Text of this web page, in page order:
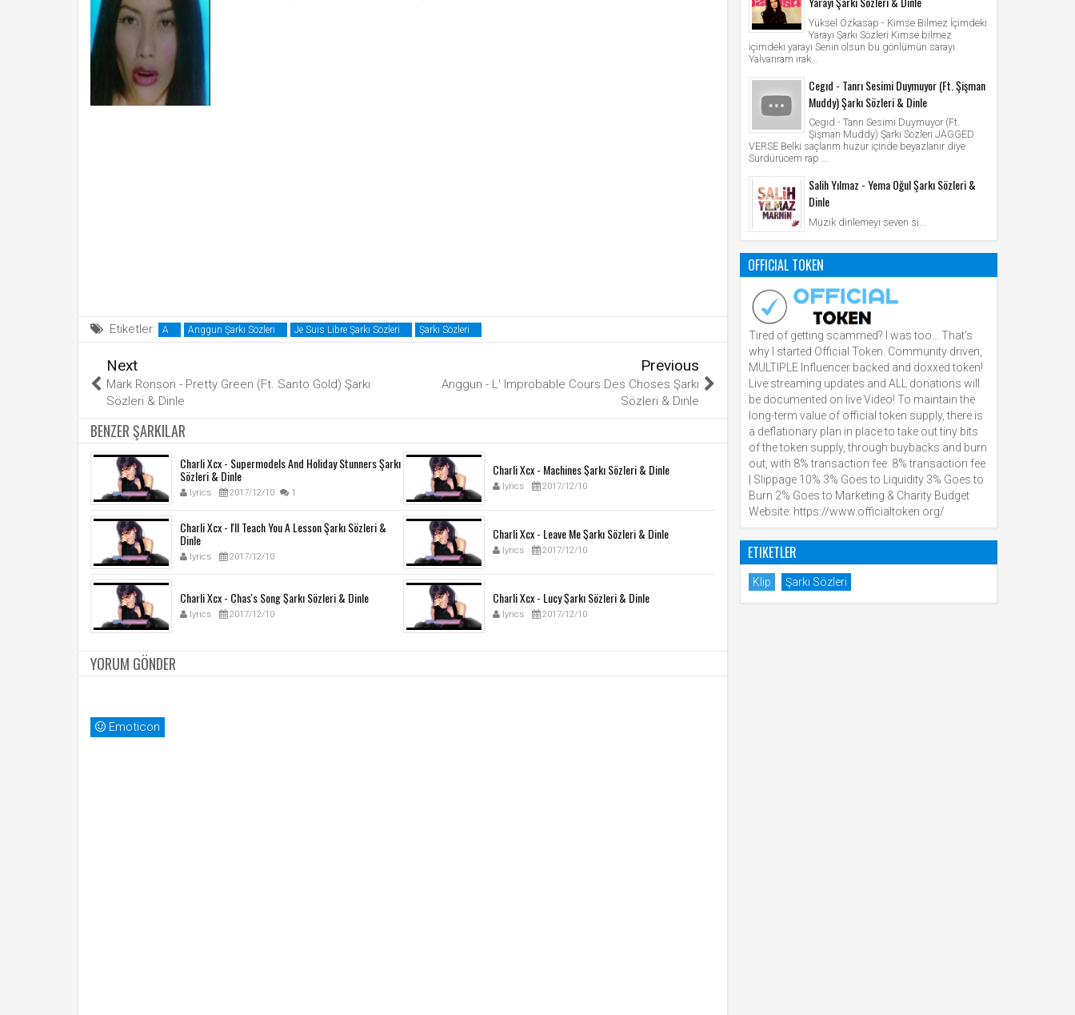
Etiketler: A Anggun Şarkı Sözleri Je Suis Libre Şarkı Sözleri Şarkı Sözleri
Next
Mark Ronson - Pretty Green (Ft. Santo Gold) Şarkı
Sözleri & Dinle
Previous
Anggun - L' Improbable Cours Des Choses Şarkı
Sözleri & Dinle
BENZER ŞARKILAR
Charli Xcx - Supermodels And Holiday Stunners Şarkı
Sözleri & Dinle
lyrics 2017/12/10 1
Charli Xcx - Machines Şarkı Sözleri & Dinle
lyrics 2017/12/10
Charli Xcx - I'll Teach You A Lesson Şarkı Sözleri &
Dinle
lyrics 2017/12/10
Charli Xcx - Leave Me Şarkı Sözleri & Dinle
lyrics 2017/12/10
Charli Xcx - Chas's Song Şarkı Sözleri & Dinle
lyrics 2017/12/10
Charli Xcx - Lucy Şarkı Sözleri & Dinle
lyrics 2017/12/10
YORUM GÖNDER
Emoticon
Yüksel Özkasap - Kimse Bilmez İçimdeki
Yarayı Şarkı Sözleri Kimse bilmez
içimdeki yarayı Senin olsun bu gönlümün sarayı
Yalvarıram ırak...
Cegıd - Tanrı Sesimi Duymuyor (Ft. Şişman
Muddy) Şarkı Sözleri & Dinle
Cegıd - Tanrı Sesimi Duymuyor (Ft.
Şişman Muddy) Şarkı Sözleri JAGGED
VERSE Belki saçlarım huzur içinde beyazlanır diye
Sürdürücem rap ...
Salih Yılmaz - Yema Oğul Şarkı Sözleri &
Dinle
Müzik dinlemeyi seven si...
OFFICIAL TOKEN
Tired of getting scammed? I was too… That’s
why I started Official Token. Community driven,
MULTIPLE Influencer backed and doxxed token!
Live streaming updates and ALL donations will
be documented on live Video! To maintain the
long-term value of official token supply, there is
a deflationary plan in place to take out tiny bits
of the token supply, through buybacks and burn
out, with 8% transaction fee. 8% transaction fee
| Slippage 10% 3% Goes to Liquidity 3% Goes to
Burn 2% Goes to Marketing & Charity Budget
Website: https://www.officialtoken.org/
ETIKETLER
Klip Şarkı Sözleri